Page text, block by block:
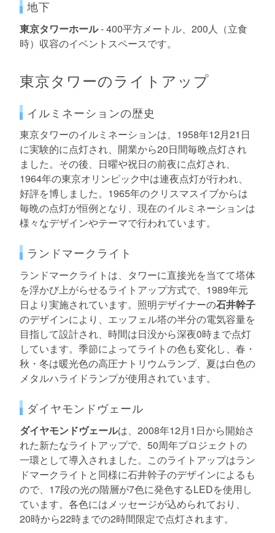
地下
東京タワーホール- 400平方メートル、200人（立食
時）収容のイベントスペースです。
東京タワーのライトアップ
イルミネーションの歴史
東京タワーのイルミネーションは、1958年12月21日
に実験的に点灯され、開業から20日間毎晩点灯され
ました。その後、日曜や祝日の前夜に点灯され、
1964年の東京オリンピック中は連夜点灯が行われ、
好評を博しました。1965年のクリスマスイブからは
毎晩の点灯が恒例となり、現在のイルミネーションは
様々なデザインやテーマで行われています。
ランドマークライト
ランドマークライトは、タワーに直接光を当てて塔体
を浮かび上がらせるライトアップ方式で、1989年元
日より実施されています。照明デザイナーの石井幹子
のデザインにより、エッフェル塔の半分の電気容量を
目指して設計され、時間は日没から深夜0時まで点灯
しています。季節によってライトの色も変化し、春・
秋・冬は暖光色の高圧ナトリウムランプ、夏は白色の
メタルハライドランプが使用されています。
ダイヤモンドヴェール
ダイヤモンドヴェールは、2008年12月1日から開始さ
れた新たなライトアップで、50周年プロジェクトの
一環として導入されました。このライトアップはラン
ドマークライトと同様に石井幹子のデザインによるも
ので、17段の光の階層が7色に発色するLEDを使用し
ています。各色にはメッセージが込められており、
20時から22時までの2時間限定で点灯されます。